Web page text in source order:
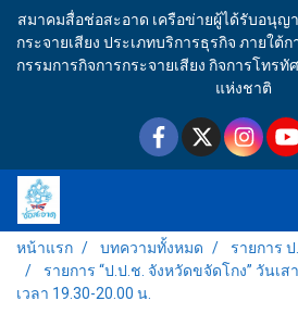
สมาคมสื่อช่อสะอาด เครือข่ายผู้ได้รับอนุญ
กระจายเสียง ประเภทบริการธุรกิจ ภายใ
กรรมการกิจการกระจายเสียง กิจการโทร
แห่งชาติ
หน้าแรก บทความทั้งหมด
รายการ
รายการ “ป.ป.ช. จังหวัดขจัดโกง” วันเ
เวลา 19.30-20.00 น.